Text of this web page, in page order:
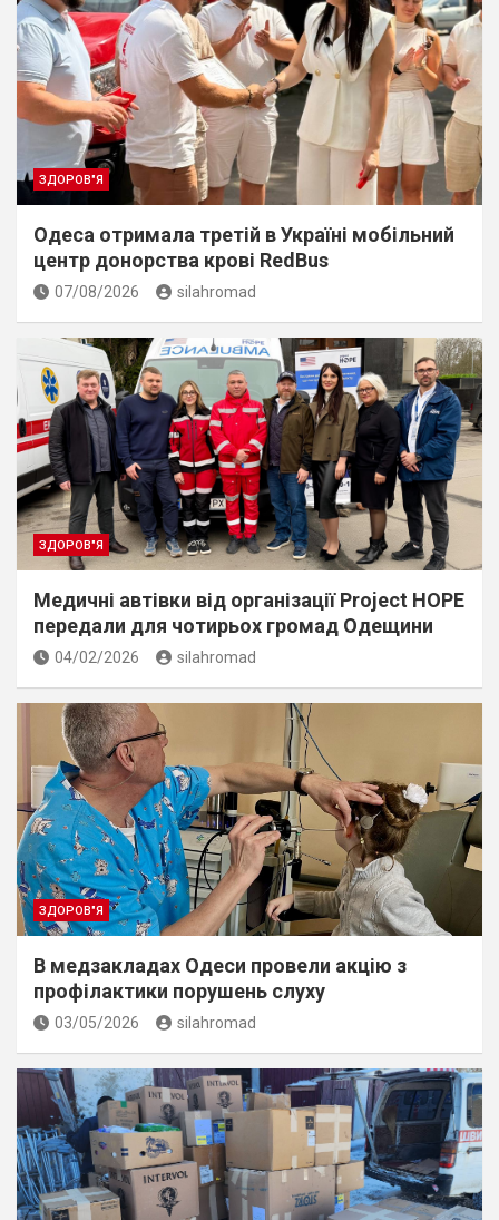
ЗДОРОВ"Я
Одеса отримала третій в Україні мобільний
центр донорства крові RedBus
07/08/2026 silahromad
ЗДОРОВ"Я
Медичні автівки від організації Project HOPE
передали для чотирьох громад Одещини
04/02/2026 silahromad
ЗДОРОВ"Я
В медзакладах Одеси провели акцію з
профілактики порушень слуху
03/05/2026 silahromad